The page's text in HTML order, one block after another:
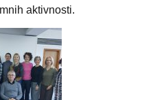
aktivnosti.